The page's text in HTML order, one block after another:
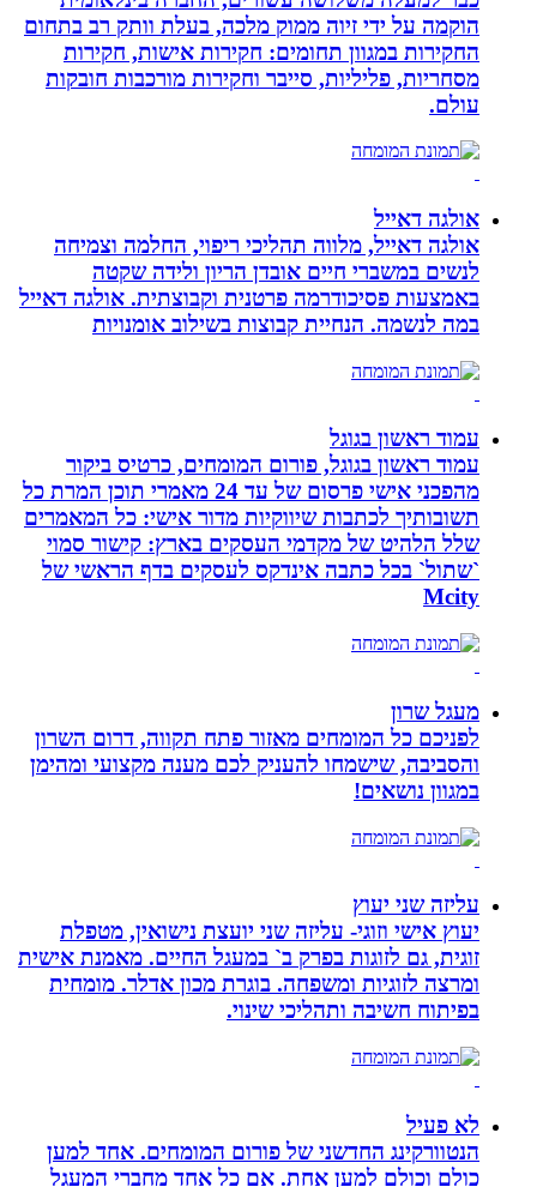
הוקמה על ידי זיוה ממוק מלכה, בעלת וותק רב בתחום
החקירות במגוון תחומים: חקירות אישות, חקירות
מסחריות, פליליות, סייבר וחקירות מורכבות חובקות
עולם.
אולגה דאייל
אולגה דאייל, מלווה תהליכי ריפוי, החלמה וצמיחה
לנשים במשברי חיים אובדן הריון ולידה שקטה
באמצעות פסיכודרמה פרטנית וקבוצתית. אולגה דאייל
במה לנשמה. ‏הנחיית קבוצות בשילוב אומנויות‏
עמוד ראשון בגוגל
עמוד ראשון בגוגל, פורום המומחים, כרטיס ביקור
מהפכני אישי פרסום של עד 24 מאמרי תוכן המרת כל
תשובותיך לכתבות שיווקיות מדור אישי: כל המאמרים
שלל הלהיט של מקדמי העסקים בארץ: קישור סמוי
`שתול` בכל כתבה אינדקס לעסקים בדף הראשי של
Mcity
מעגל שרון
לפניכם כל המומחים מאזור פתח תקווה, דרום השרון
והסביבה, שישמחו להעניק לכם מענה מקצועי ומהימן
במגוון נושאים!
עליזה שני יעוץ
יעוץ אישי וזוגי- עליזה שני יועצת נישואין, מטפלת
זוגית, גם לזוגות בפרק ב` במעגל החיים. מאמנת אישית
ומרצה לזוגיות ומשפחה. בוגרת מכון אדלר. מומחית
בפיתוח חשיבה ותהליכי שינוי.
לא פעיל
הנטוורקינג החדשני של פורום המומחים. אחד למען
כולם וכולם למען אחת. אם כל אחד מחברי המעגל